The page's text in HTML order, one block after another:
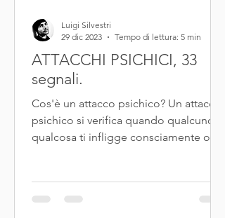
ATTACCHI PSICHICI, 33
segnali.
Cos'è un attacco psichico? Un attacco
psichico si verifica quando qualcuno o
qualcosa ti infligge consciamente o
Luigi Silvestri
29 dic 2023
Tempo di lettura: 5 min